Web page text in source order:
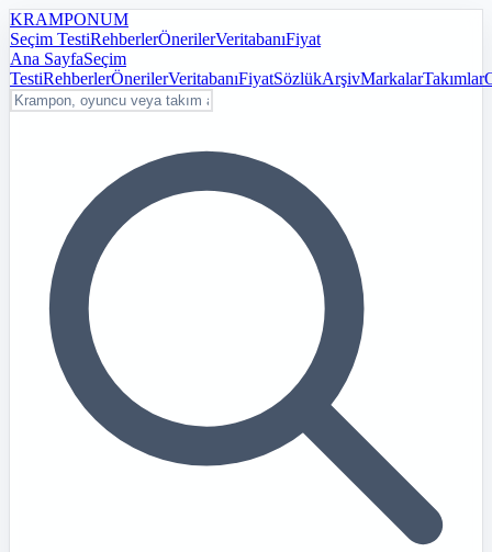
KRAMPONUM
Seçim TestiRehberlerÖnerilerVeritabanıFiyat
Ana SayfaSeçim
TestiRehberlerÖnerilerVeritabanıFiyatSözlükArşivMarkalarTakımlar